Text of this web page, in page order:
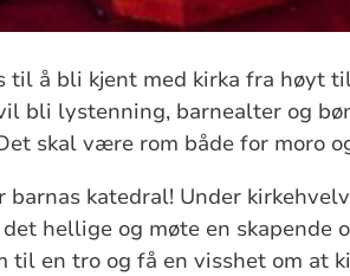
til å bli kjent med kirka fra høyt
bli lystenning, barnealter og
skal være rom både for moro
barnas katedral! Under
hellige og møte en skapende
til en tro og få en visshet om at